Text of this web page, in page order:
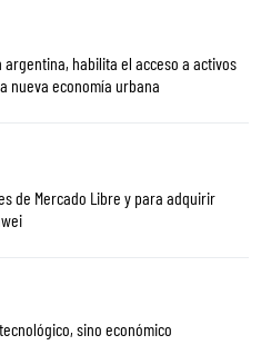
el acceso a activos
nueva economía urbana
de Mercado Libre y para adquirir
sino económico